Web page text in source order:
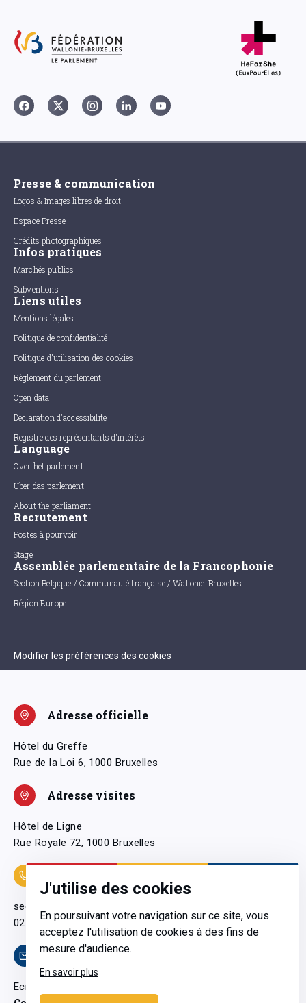
J'utilise des cookies
En poursuivant votre navigation sur ce site, vous
acceptez l'utilisation de cookies à des fins de
mesure d'audience.
En savoir plus
Presse & communication
Logos & Images libres de droit
Espace Presse
Crédits photographiques
Infos pratiques
Marchés publics
Subventions
Liens utiles
Mentions légales
Politique de confidentialité
Politique d'utilisation des cookies
Règlement du parlement
Open data
Déclaration d'accessibilité
Registre des représentants d'intérêts
Language
Over het parlement
Uber das parlement
About the parliament
Recrutement
Postes à pourvoir
Stage
Assemblée parlementaire de la Francophonie
Section Belgique / Communauté française / Wallonie-Bruxelles
Région Europe
Modifier les préférences des cookies
Adresse officielle
Hôtel du Greffe
Rue de la Loi 6, 1000 Bruxelles
Adresse visites
Hôtel de Ligne
Rue Royale 72, 1000 Bruxelles
secretariatgeneral@pfwb.be
02 506 38 11
Contact
Ecrivez-nous